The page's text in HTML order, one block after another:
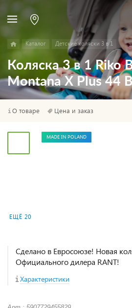
Каталог Детские коляски 3 в 1
Коляска 3 в 1 Riko
Montana X Plus 44
О товаре Цена и заказ
ЕЩЁ 20
MADE IN POLAND
Сделано в Евросоюзе! Новая
Официального дилера RANT!
Характеристики